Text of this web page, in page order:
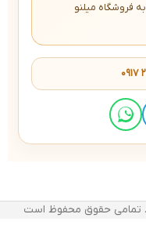
فروشگاه میلنو
۰۲۱۴
. تمامی حقوق محفوظ است